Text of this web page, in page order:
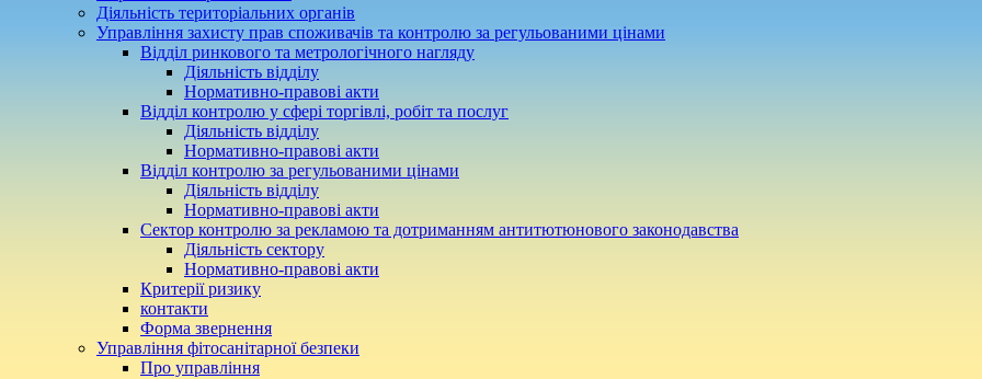
Діяльність територіальних органів
Управління захисту прав споживачів та контролю за регульованими цінами
Відділ ринкового та метрологічного нагляду
Діяльність відділу
Нормативно-правові акти
Відділ контролю у сфері торгівлі, робіт та послуг
Діяльність відділу
Нормативно-правові акти
Відділ контролю за регульованими цінами
Діяльність відділу
Нормативно-правові акти
Сектор контролю за рекламою та дотриманням антитютюнового законодавства
Діяльність сектору
Нормативно-правові акти
Критерії ризику
контакти
Форма звернення
Управління фітосанітарної безпеки
Про управління